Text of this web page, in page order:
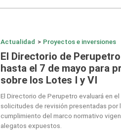
Actualidad > Proyectos e inversiones
El Directorio de
hasta el 7 de mayo para
sobre los Lotes I y VI
El Directorio de Perupetro evaluará en
solicitudes de revisión presentadas por
cumplimiento del marco normativo
alegatos expuestos.